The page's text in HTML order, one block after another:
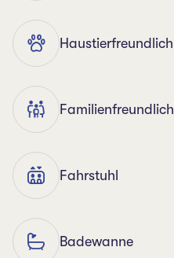
Haustierfreundlich
Familienfreundlich
Fahrstuhl
Badewanne